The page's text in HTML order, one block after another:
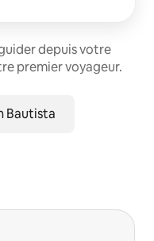
depuis votre
premier voyageur.
Bautista